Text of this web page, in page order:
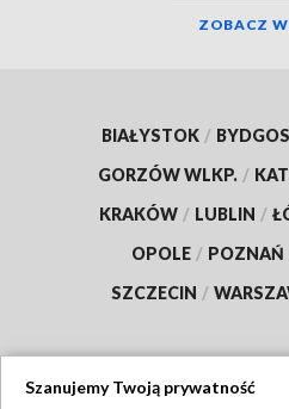
ZOBACZ
BIAŁYSTOK /
GORZÓW WLKP. /
KRAKÓW / LUBLIN /
OPOLE / POZNAŃ
SZCZECIN /
Szanujemy Twoją prywatność